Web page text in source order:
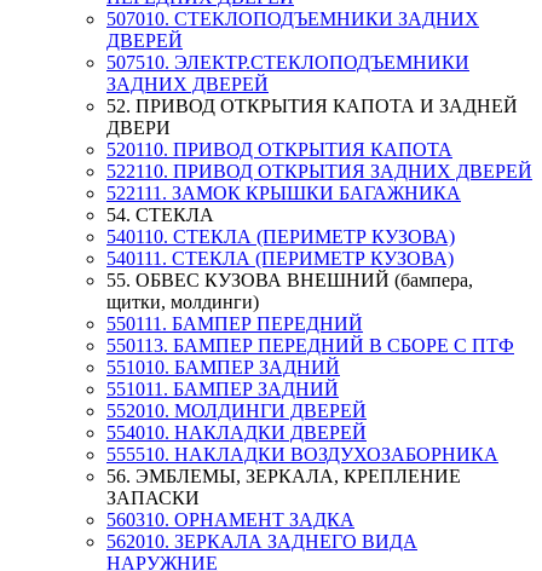
507010. СТЕКЛОПОДЪЕМНИКИ ЗАДНИХ
ДВЕРЕЙ
507510. ЭЛЕКТР.СТЕКЛОПОДЪЕМНИКИ
ЗАДНИХ ДВЕРЕЙ
52. ПРИВОД ОТКРЫТИЯ КАПОТА И ЗАДНЕЙ
ДВЕРИ
520110. ПРИВОД ОТКРЫТИЯ КАПОТА
522110. ПРИВОД ОТКРЫТИЯ ЗАДНИХ ДВЕРЕЙ
522111. ЗАМОК КРЫШКИ БАГАЖНИКА
54. СТЕКЛА
540110. СТЕКЛА (ПЕРИМЕТР КУЗОВА)
540111. СТЕКЛА (ПЕРИМЕТР КУЗОВА)
55. ОБВЕС КУЗОВА ВНЕШНИЙ (бампера,
щитки, молдинги)
550111. БАМПЕР ПЕРЕДНИЙ
550113. БАМПЕР ПЕРЕДНИЙ В СБОРЕ С ПТФ
551010. БАМПЕР ЗАДНИЙ
551011. БАМПЕР ЗАДНИЙ
552010. МОЛДИНГИ ДВЕРЕЙ
554010. НАКЛАДКИ ДВЕРЕЙ
555510. НАКЛАДКИ ВОЗДУХОЗАБОРНИКА
56. ЭМБЛЕМЫ, ЗЕРКАЛА, КРЕПЛЕНИЕ
ЗАПАСКИ
560310. ОРНАМЕНТ ЗАДКА
562010. ЗЕРКАЛА ЗАДНЕГО ВИДА
НАРУЖНИЕ